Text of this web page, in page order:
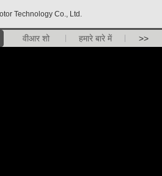
Technology Co., Ltd.
वीआर शो हमारे बारे में >>